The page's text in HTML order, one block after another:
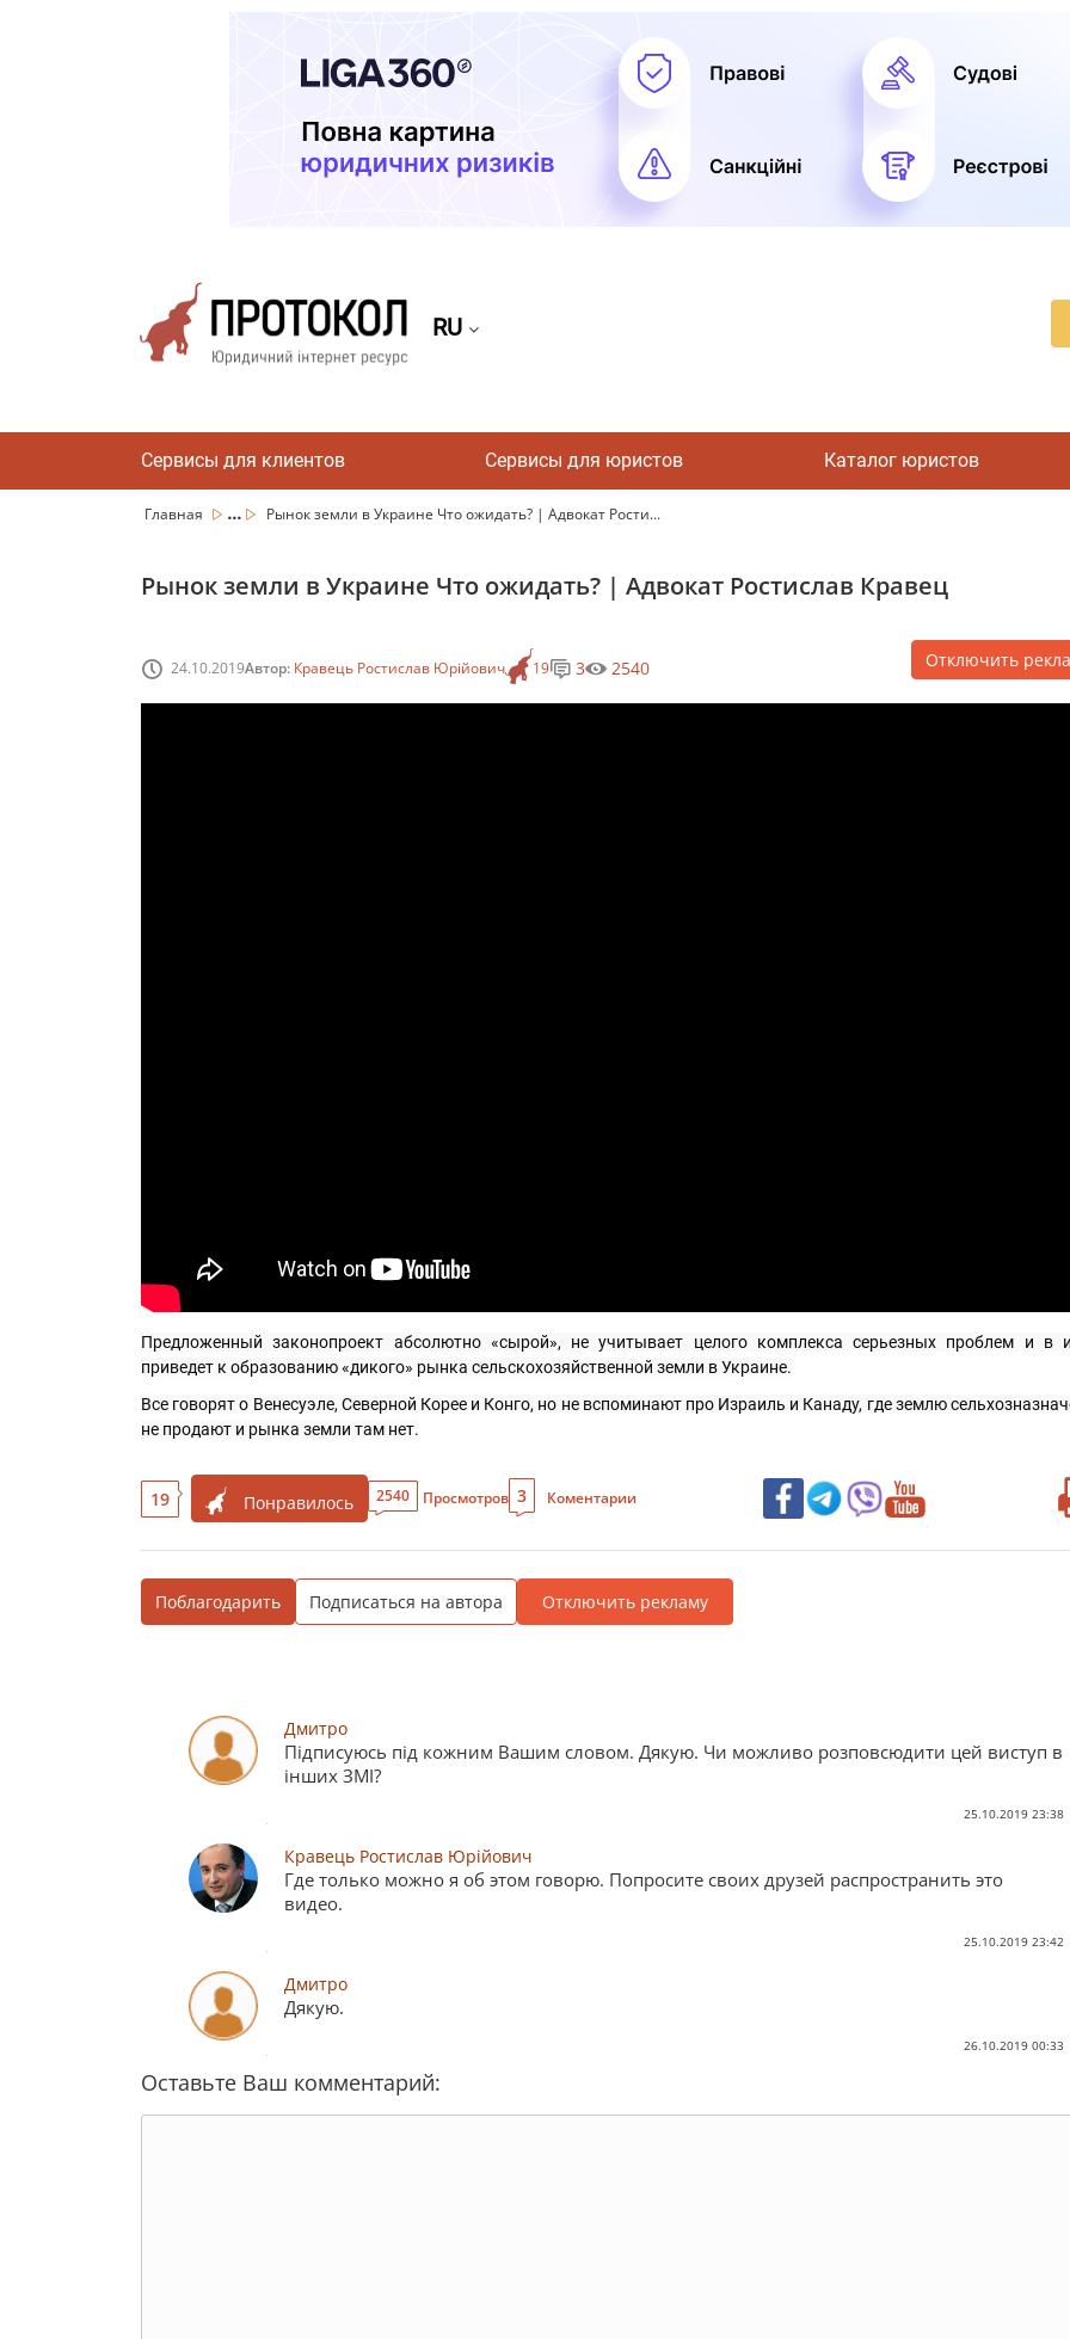
RU
Сервисы для клиентов Сервисы для юристов Каталог юристов
Главная ... Рынок земли в Украине Что ожидать? | Адвокат Рости...
Рынок земли в Украине Что ожидать? | Адвокат Ростислав Кравец
24.10.2019Автор: Кравець Ростислав Юрійович 19 3 2540 Отключить
Предложенный законопроект абсолютно «сырой», не учитывает целого комплекса серьезных проблем и в
приведет к образованию «дикого» рынка сельскохозяйственной земли в Украине.
Все говорят о Венесуэле, Северной Корее и Конго, но не вспоминают про Израиль и Канаду, где землю
не продают и рынка земли там нет.
19 Понравилось 2540 Просмотров 3 Коментарии
Поблагодарить Подписаться на автора Отключить рекламу
Дмитро
Підписуюсь під кожним Вашим словом. Дякую. Чи можливо розповсюдити цей виступ в
інших ЗМІ?
25.10.2019 23:38
Кравець Ростислав Юрійович
Где только можно я об этом говорю. Попросите своих друзей распространить это
видео.
25.10.2019 23:42
Дмитро
Дякую.
26.10.2019 00:33
Оставьте Ваш комментарий: